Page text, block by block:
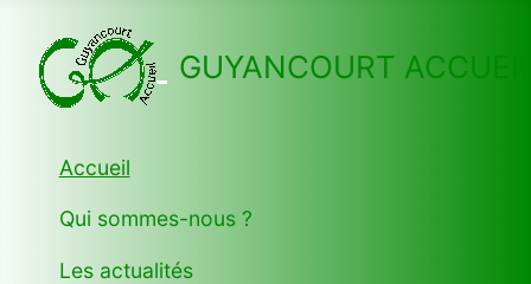
GUYANCOURT
Accueil
Qui sommes-nous ?
Les actualités